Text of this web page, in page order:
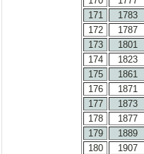
171
1783
172
1787
173
1801
174
1823
175
1861
176
1871
177
1873
178
1877
179
1889
180
1907